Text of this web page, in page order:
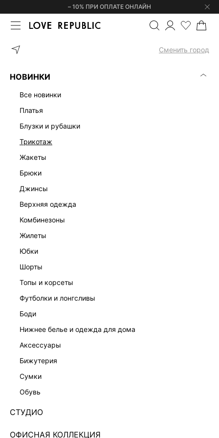
– 10% ПРИ ОПЛАТЕ ОНЛАЙН
Сменить город
НОВИНКИ
все новинки
платья
блузки и рубашки
трикотаж
жакеты
брюки
джинсы
верхняя одежда
комбинезоны
жилеты
юбки
шорты
топы и корсеты
футболки и лонгсливы
боди
нижнее белье и одежда для дома
аксессуары
бижутерия
сумки
обувь
СТУДИО
ОФИСНАЯ КОЛЛЕКЦИЯ
ГЛАВНАЯ ПЛАТЬЕ МИДИ ИЗ 100%
ЭКСКЛЮЗИВНО ОНЛАЙН
ПЛАТЬЕ МИДИ ИЗ 100% ЛИОЦЕЛЛА 5254630537-
Нет в наличии